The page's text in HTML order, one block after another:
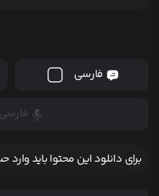
فارسی
فارسی
برای دانلود این محتوا باید